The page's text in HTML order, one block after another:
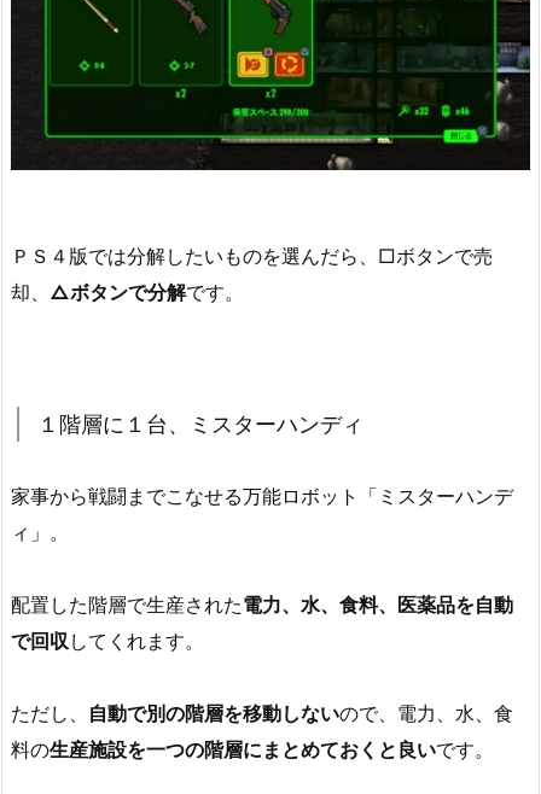
ＰＳ４版では分解したいものを選んだら、□ボタンで売
却、 △ボタンで分解です。
１階層に１台、ミスターハンディ
家事から戦闘までこなせる万能ロボット「ミスターハンデ
ィ」。
配置した階層で生産された電力、水、食料、医薬品を自動
で回収してくれます。
ただし、 自動で別の階層を移動しないので、電力、水、食
料の生産施設を一つの階層にまとめておくと良いです。